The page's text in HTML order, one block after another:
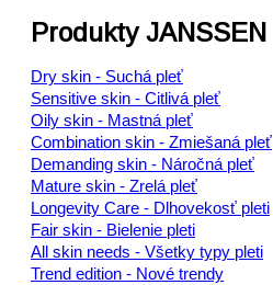
Produkty JANSSEN
Dry skin - Suchá pleť
Sensitive skin - Citlivá pleť
Oily skin - Mastná pleť
Combination skin - Zmiešaná pleť
Demanding skin - Náročná pleť
Mature skin - Zrelá pleť
Longevity Care - Dlhovekosť pleti
Fair skin - Bielenie pleti
All skin needs - Všetky typy pleti
Trend edition - Nové trendy